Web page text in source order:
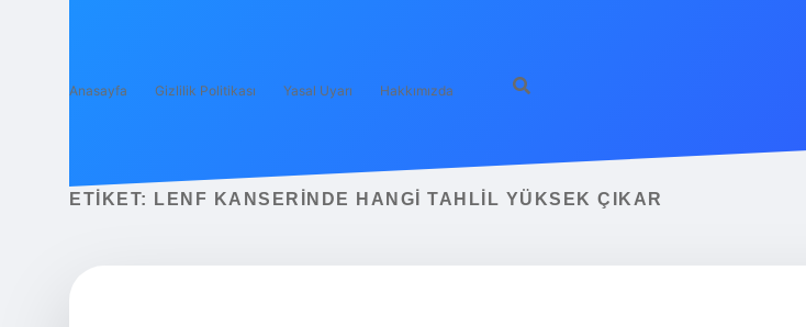
Anasayfa Gizlilik Politikası Yasal Uyarı Hakkımızda
ETIKET: LENF KANSERINDE HANGI TAHLIL YÜKSEK ÇIKAR